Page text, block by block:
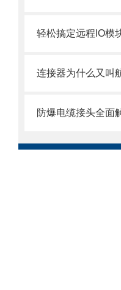
轻松搞定远程IO模
防爆电缆接头全面